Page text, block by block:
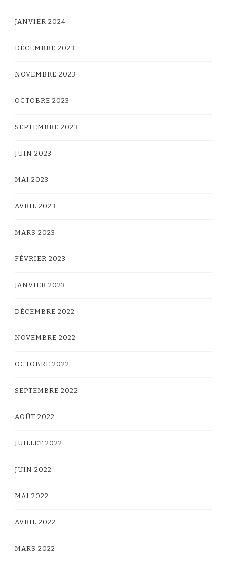
JANVIER 2024
DÉCEMBRE 2023
NOVEMBRE 2023
OCTOBRE 2023
SEPTEMBRE 2023
JUIN 2023
MAI 2023
AVRIL 2023
MARS 2023
FÉVRIER 2023
JANVIER 2023
DÉCEMBRE 2022
NOVEMBRE 2022
OCTOBRE 2022
SEPTEMBRE 2022
AOÛT 2022
JUILLET 2022
JUIN 2022
MAI 2022
AVRIL 2022
MARS 2022